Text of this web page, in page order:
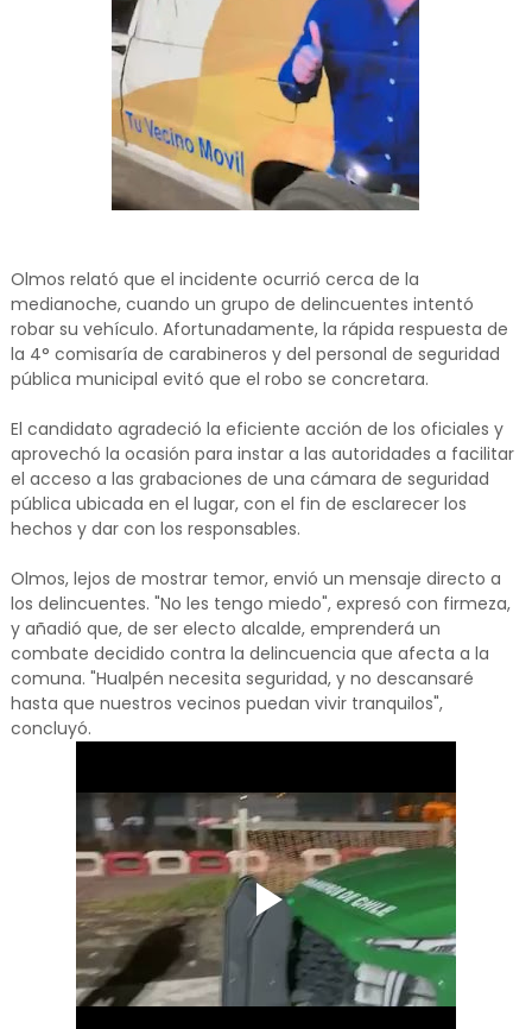
Olmos relató que el incidente ocurrió cerca de la
medianoche, cuando un grupo de delincuentes intentó
robar su vehículo. Afortunadamente, la rápida respuesta de
la 4° comisaría de carabineros y del personal de seguridad
pública municipal evitó que el robo se concretara.
El candidato agradeció la eficiente acción de los oficiales y
aprovechó la ocasión para instar a las autoridades a facilitar
el acceso a las grabaciones de una cámara de seguridad
pública ubicada en el lugar, con el fin de esclarecer los
hechos y dar con los responsables.
Olmos, lejos de mostrar temor, envió un mensaje directo a
los delincuentes. "No les tengo miedo", expresó con firmeza,
y añadió que, de ser electo alcalde, emprenderá un
combate decidido contra la delincuencia que afecta a la
comuna. "Hualpén necesita seguridad, y no descansaré
hasta que nuestros vecinos puedan vivir tranquilos",
concluyó.